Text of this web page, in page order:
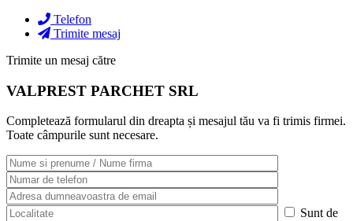
Telefon
Trimite mesaj
Trimite un mesaj către
VALPREST PARCHET SRL
Completează formularul din dreapta și mesajul tău va fi trimis firmei.
Toate câmpurile sunt necesare.
Sunt de